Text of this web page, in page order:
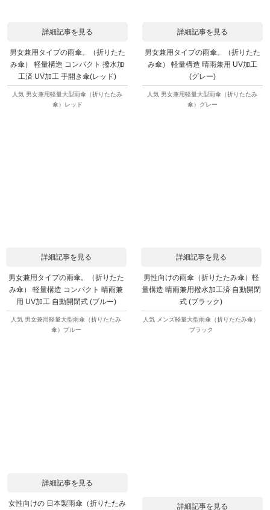
詳細記事を見る
男女兼用タイプの雨傘。（折りたた
み傘） 軽量構造 コンパクト 撥水加
工済 UV加工 手開き傘(レッド)
人気 男女兼用軽量大型雨傘（折りたたみ
傘）レッド
詳細記事を見る
男女兼用タイプの雨傘。（折りたた
み傘） 軽量構造 晴雨兼用 UV加工
(グレー)
人気 男女兼用軽量大型雨傘（折りたたみ
傘）グレー
詳細記事を見る
男女兼用タイプの雨傘。（折りたた
み傘） 軽量構造 コンパクト 晴雨兼
用 UV加工 自動開閉式 (ブルー)
人気 男女兼用軽量大型雨傘（折りたたみ
傘）ブルー
詳細記事を見る
男性向けの雨傘（折りたたみ傘）軽
量構造 晴雨兼用撥水加工済 自動開閉
式 (ブラック)
人気 メンズ軽量大型雨傘（折りたたみ傘）
ブラック
詳細記事を見る
女性向けの 日本製雨傘（折りたたみ
詳細記事を見る